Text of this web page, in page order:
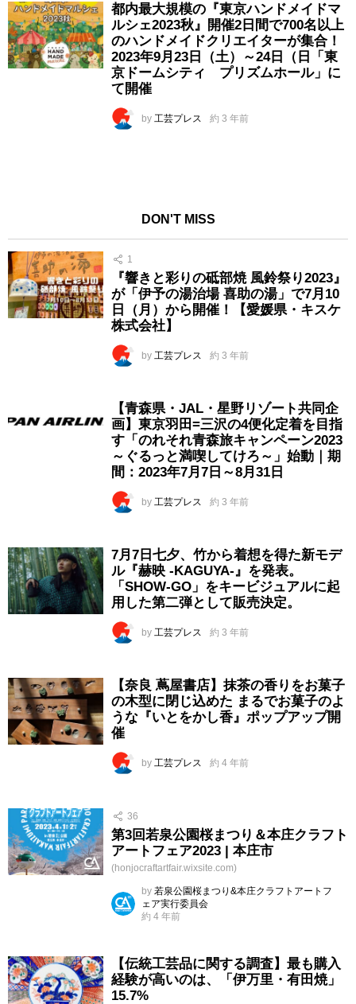
都内最大規模の『東京ハンドメイドマ
ルシェ2023秋』開催2日間で700名以上
のハンドメイドクリエイターが集合！
2023年9月23日（土）～24日（日「東
京ドームシティ プリズムホール」に
て開催
by 工芸プレス 約 3 年前
DON'T MISS
1
『響きと彩りの砥部焼 風鈴祭り2023』
が「伊予の湯治場 喜助の湯」で7月10
日（月）から開催！【愛媛県・キスケ
株式会社】
by 工芸プレス 約 3 年前
【青森県・JAL・星野リゾート共同企
画】東京羽田=三沢の4便化定着を目指
す「のれそれ青森旅キャンペーン2023
～ぐるっと満喫してけろ～」始動｜期
間：2023年7月7日～8月31日
by 工芸プレス 約 3 年前
7月7日七夕、竹から着想を得た新モデ
ル『赫映 -KAGUYA-』を発表。
「SHOW-GO」をキービジュアルに起
用した第二弾として販売決定。
by 工芸プレス 約 3 年前
【奈良 蔦屋書店】抹茶の香りをお菓子
の木型に閉じ込めた まるでお菓子のよ
うな『いとをかし香』ポップアップ開
催
by 工芸プレス 約 4 年前
36
第3回若泉公園桜まつり＆本庄クラフト
アートフェア2023 | 本庄市
(honjocraftartfair.wixsite.com)
by 若泉公園桜まつり&本庄クラフトアートフ
ェア実行委員会
約 4 年前
【伝統工芸品に関する調査】最も購入
経験が高いのは、「伊万里・有田焼」
15.7%